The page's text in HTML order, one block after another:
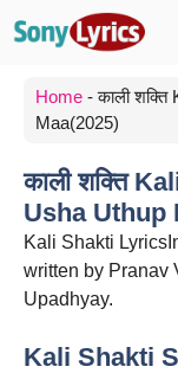
Home -काली
Maa(2025)
काली शक्ति
Usha Uthup
Kali Shakti
written by Pranav
Upadhyay.
Kali Shakti